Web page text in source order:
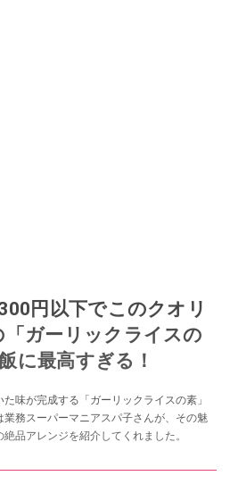
円以下でこのクオリ
「ガーリックライスの
に最高すぎる！
味が完成する「ガーリックライスの素」
務スーパーマニアスパ子さんが、その魅
品アレンジを紹介してくれました。